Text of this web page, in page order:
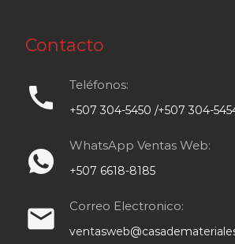
Contacto
call Teléfonos:
+507 304-5450 /+507 304-
WhatsApp Ventas Web:
+507 6618-8185
email Correo Electronico: